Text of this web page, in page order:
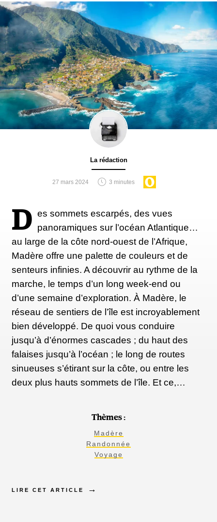
(Kamila Maciejewska/Unsplash)
L’Espagne a décidé de réhabiliter ses anciennes
voies de chemins de fers tombées dans l’oubli pour
en faire desvoies vertes,paradis pour la randonnée à
vélo. Aujourd’hui, le réseau dispose de 2 102 km
d’itinéraires répartis à travers le pays. Les parcours
sur voies vertes ne présentent généralement pas de
difficultés et sont à la portée de tous. Les 800 km
qui séparent Gijón de Séville passent par 4 régions
et 7 provinces, un régal pour les yeux et l'estomac !
La rédaction
27 mars 2024 3 minutes
D es sommets escarpés, des vues
panoramiques sur l’océan Atlantique…
au large de la côte nord-ouest de l’Afrique,
Madère offre une palette de couleurs et de
senteurs infinies. A découvrir au rythme de la
marche, le temps d’un long week-end ou
d’une semaine d’exploration. À Madère, le
réseau de sentiers de l’île est incroyablement
bien développé. De quoi vous conduire
jusqu’à d’énormes cascades ; du haut des
falaises jusqu’à l’océan ; le long de routes
sinueuses s’étirant sur la côte, ou entre les
deux plus hauts sommets de l’île. Et ce,…
Thèmes :
Madère
Randonnée
Voyage
LIRE CET ARTICLE